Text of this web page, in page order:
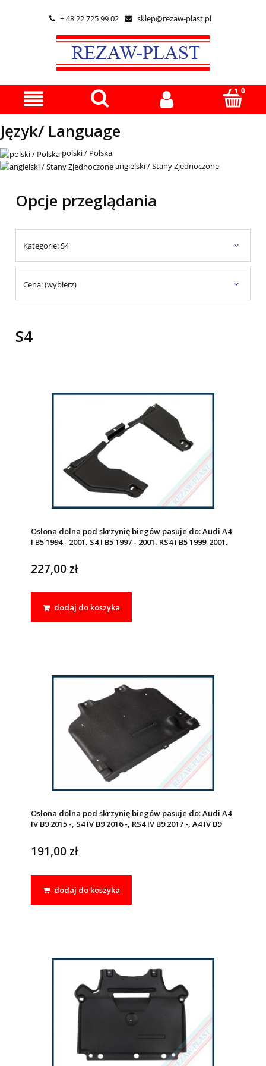
 + 48 22 725 99 02  sklep@rezaw-plast.pl
Język/ Language
polski / Polska
angielski / Stany Zjednoczone
Opcje przeglądania
Kategorie: S4
Cena: (wybierz)
S4
Osłona dolna pod skrzynię biegów pasuje do: Audi A4
I B5 1994 - 2001, S4 I B5 1997 - 2001, RS4 I B5 1999-2001,
1996 - 2005
227,00 zł
dodaj do koszyka
Osłona dolna pod skrzynię biegów pasuje do: Audi A4
IV B9 2015 -, S4 IV B9 2016 -, RS4 IV B9 2017 -, A4 IV B9
TRON GT 2021 -
191,00 zł
dodaj do koszyka